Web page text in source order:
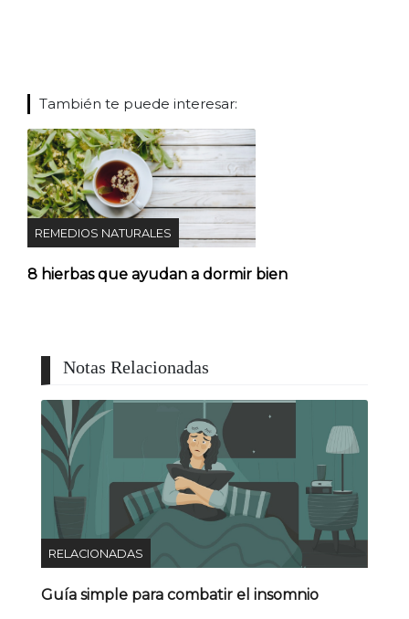
También te puede interesar:
REMEDIOS NATURALES
8 hierbas que ayudan a dormir bien
Notas Relacionadas
RELACIONADAS
Guía simple para combatir el insomnio